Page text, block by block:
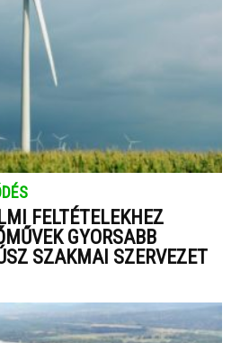
FELTÉTELEKHEZ
GYORSABB
SZAKMAI SZERVEZET